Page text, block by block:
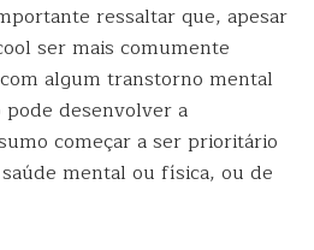
ressaltar que, apesar
ser mais comumente
algum transtorno mental
desenvolver a
começar a ser prioritário
mental ou física, ou de